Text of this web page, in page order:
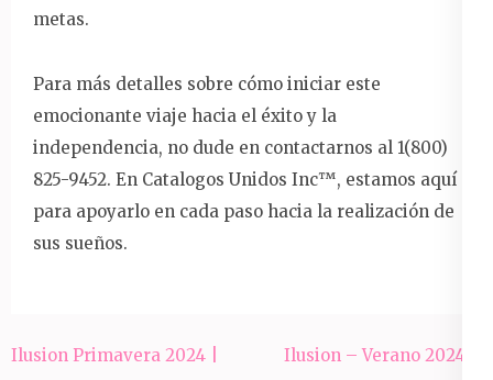
metas.
Para más detalles sobre cómo iniciar este
emocionante viaje hacia el éxito y la
independencia, no dude en contactarnos al 1(800)
825-9452. En Catalogos Unidos Inc™️, estamos aquí
para apoyarlo en cada paso hacia la realización de
sus sueños.
Post
Ilusion Primavera 2024 |
Ilusion – Verano 2024 –